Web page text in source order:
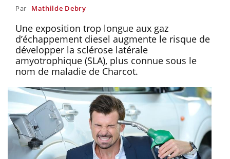
Par Mathilde Debry
Une exposition trop longue aux gaz
d’échappement diesel augmente le risque de
développer la sclérose latérale
amyotrophique (SLA), plus connue sous le
nom de maladie de Charcot.